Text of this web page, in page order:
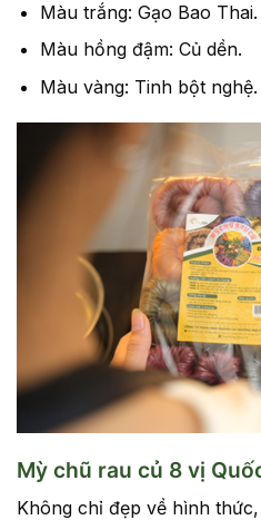
Màu trắng: Gạo Bao Thai.
Màu hồng đậm: Củ dền.
Màu vàng: Tinh bột nghệ.
Mỳ chũ rau củ 8 vị
Không chỉ đẹp về hình